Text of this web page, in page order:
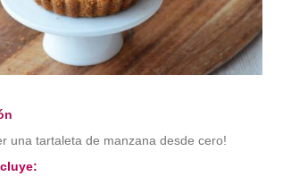
una tartaleta de manzana desde cero!